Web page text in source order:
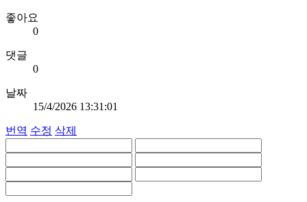
좋아요
0
댓글
0
날짜
15/4/2026 13:31:01
번역 수정 삭제